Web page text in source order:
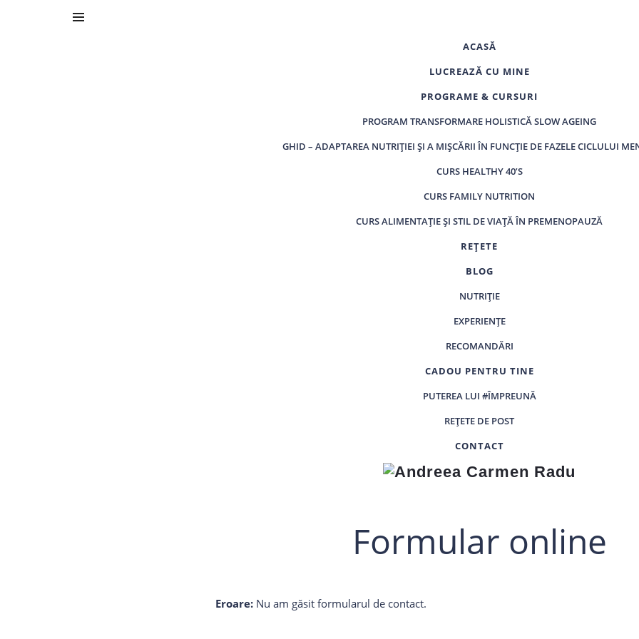
ACASĂ
LUCREAZĂ CU MINE
PROGRAME & CURSURI
PROGRAM TRANSFORMARE HOLISTICĂ SLOW AGEING
GHID – ADAPTAREA NUTRIȚIEI ȘI A MIȘCĂRII ÎN FUNCȚIE DE FAZELE CICLULUI
CURS HEALTHY 40’S
CURS FAMILY NUTRITION
CURS ALIMENTAȚIE ȘI STIL DE VIAȚĂ ÎN PREMENOPAUZĂ
REȚETE
BLOG
NUTRIȚIE
EXPERIENȚE
RECOMANDĂRI
CADOU PENTRU TINE
PUTEREA LUI #ÎMPREUNĂ
REȚETE DE POST
CONTACT
Andreea
Formular online
Eroare: Nu am găsit formularul de contact.